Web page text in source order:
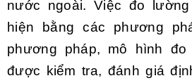
nước ngoài. Việc đo
hiện bằng các phương
phương pháp, mô hình
được kiểm tra, đánh giá